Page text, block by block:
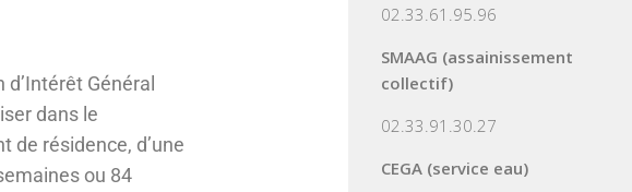
d’Intérêt Général
dans le
de résidence, d’une
ou 84
02.33.61.95.96
SMAAG (assainissement
collectif)
02.33.91.30.27
CEGA (service eau)